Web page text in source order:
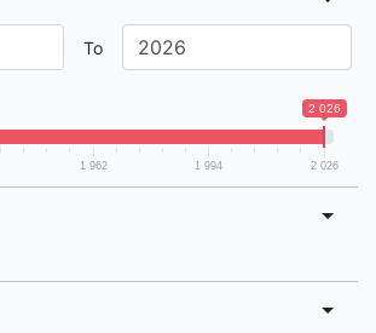
To
2 026
1 962 1 994 2 026